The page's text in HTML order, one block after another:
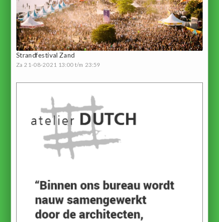
Strandfestival Zand
Za 21-08-2021 13:00 t/m 23:59